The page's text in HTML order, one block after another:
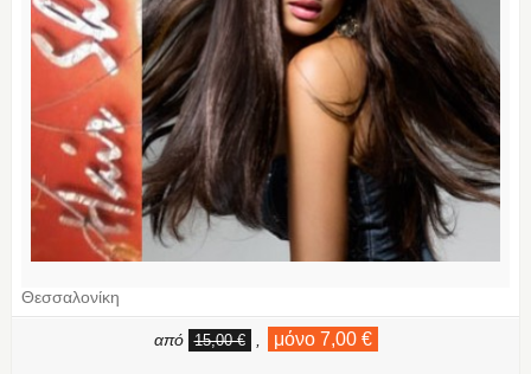
Θεσσαλονίκη
από 15,00 € μόνο 7,00 €